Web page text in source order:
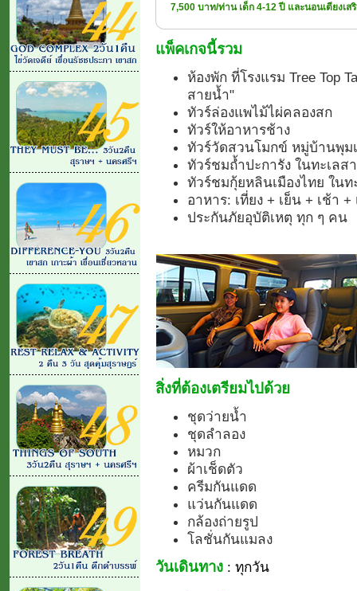
7,500 บาท/ท่าน เด็ก 4-12 ปี และนอนเตียงเส
แพ็คเกจนี้รวม
ห้องพัก ที่โรงแรม Tree Top
สายน้ำ"
ทัวร์ล่องแพไม้ไผ่คลองสก
ทัวร์ให้อาหารช้าง
ทัวร์วัดสวนโมกข์ หมู่บ้านพุม
ทัวร์ชมถ้ำปะการัง ในทะเลส
ทัวร์ชมกุ้ยหลินเมืองไทย ใน
อาหาร: เที่ยง + เย็น + เช้า +
ประกันภัยอุบัติเหตุ ทุก ๆ คน
สิ่งที่ต้องเตรียมไปด้วย
ชุดว่ายน้ำ
ชุดลำลอง
หมวก
ผ้าเช็ดตัว
ครีมกันแดด
แว่นกันแดด
กล้องถ่ายรูป
โลชั่นกันแมลง
วันเดินทาง : ทุกวัน